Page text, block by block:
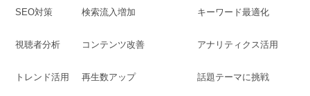
SEO対策 検索流入増加 キーワード最適化
視聴者分析 コンテンツ改善 アナリティクス活用
トレンド活用 再生数アップ 話題テーマに挑戦